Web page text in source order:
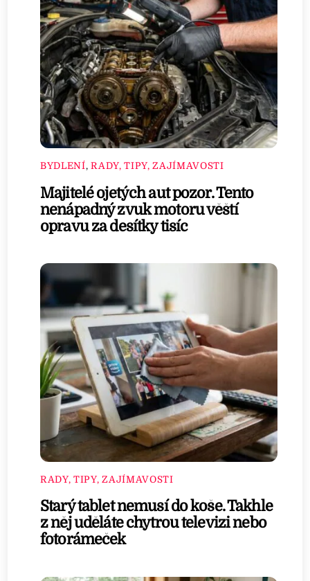
BYDLENÍ,RADY, TIPY, ZAJÍMAVOSTI
Majitelé ojetých aut pozor. Tento
nenápadný zvuk motoru věští
opravu za desítky tisíc
RADY, TIPY, ZAJÍMAVOSTI
Starý tablet nemusí do koše. Takhle
z něj uděláte chytrou televizi nebo
fotorámeček